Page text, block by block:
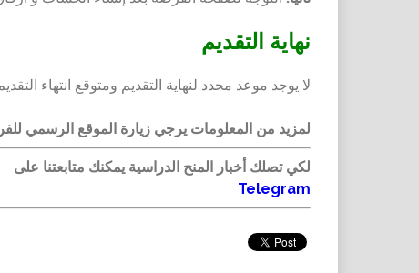
نهاية التقديم
لا يوجد موعد محدد لنهاية التقديم ومتوقع انتهاء
لمزيد من المعلومات يرجي زيارة الموقع الرسمي
لكي تصلك أخبار المنح الدراسية يمكنك متابعتنا على
Telegram